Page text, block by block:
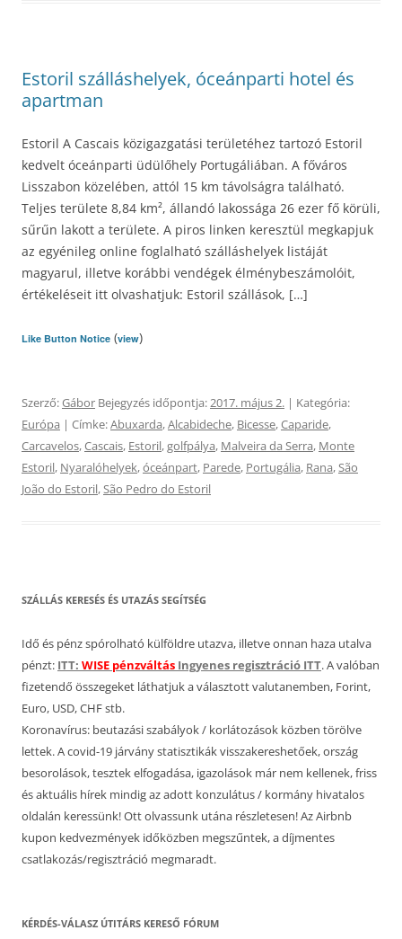
Estoril szálláshelyek, óceánparti hotel és
apartman
Estoril A Cascais közigazgatási területéhez tartozó Estoril
kedvelt óceánparti üdülőhely Portugáliában. A főváros
Lisszabon közelében, attól 15 km távolságra található.
Teljes területe 8,84 km², állandó lakossága 26 ezer fő körüli,
sűrűn lakott a területe. A piros linken keresztül megkapjuk
az egyénileg online foglalható szálláshelyek listáját
magyarul, illetve korábbi vendégek élménybeszámolóit,
értékeléseit itt olvashatjuk: Estoril szállások, […]
Like Button Notice (view)
Szerző:Gábor Bejegyzés időpontja:2017. május 2. | Kategória:
Európa | Címke:Abuxarda,Alcabideche, Bicesse,Caparide,
Carcavelos,Cascais, Estoril,golfpálya, Malveira da Serra, Monte
Estoril, Nyaralóhelyek,óceánpart, Parede, Portugália, Rana,São
João do Estoril,São Pedro do Estoril
SZÁLLÁS KERESÉS ÉS UTAZÁS SEGÍTSÉG
Idő és pénz spórolható külföldre utazva, illetve onnan haza utalva
pénzt: ITT: WISE pénzváltás Ingyenes regisztráció ITT. A valóban
fizetendő összegeket láthatjuk a választott valutanemben, Forint,
Euro, USD, CHF stb.
Koronavírus: beutazási szabályok / korlátozások közben törölve
lettek. A covid-19 járvány statisztikák visszakereshetőek, ország
besorolások, tesztek elfogadása, igazolások már nem kellenek, friss
és aktuális hírek mindig az adott konzulátus / kormány hivatalos
oldalán keressünk! Ott olvassunk utána részletesen! Az Airbnb
kupon kedvezmények időközben megszűntek, a díjmentes
csatlakozás/regisztráció megmaradt.
KÉRDÉS-VÁLASZ ÚTITÁRS KERESŐ FÓRUM